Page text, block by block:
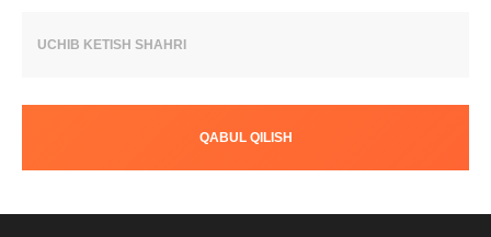
UCHIB KETISH SHAHRI
QABUL QILISH